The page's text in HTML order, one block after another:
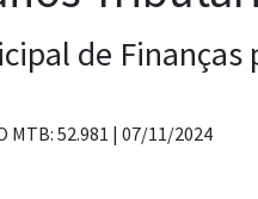
de
MTB: 52.981 | 07/11/2024